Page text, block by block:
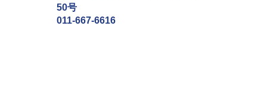
50号
011-667-6616